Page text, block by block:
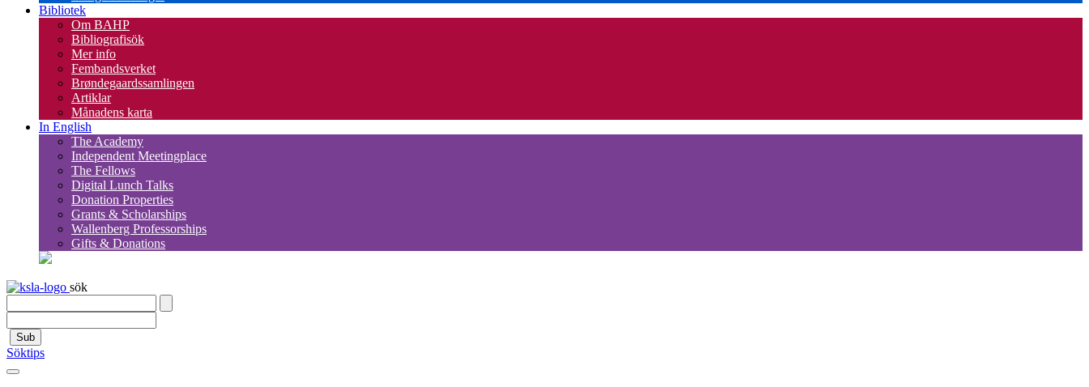
Bibliotek
Om BAHP
Bibliografisök
Mer info
Fembandsverket
Brøndegaardssamlingen
Artiklar
Månadens karta
In English
The Academy
Independent Meetingplace
The Fellows
Digital Lunch Talks
Donation Properties
Grants & Scholarships
Wallenberg Professorships
Gifts & Donations
sök
Sub
Söktips